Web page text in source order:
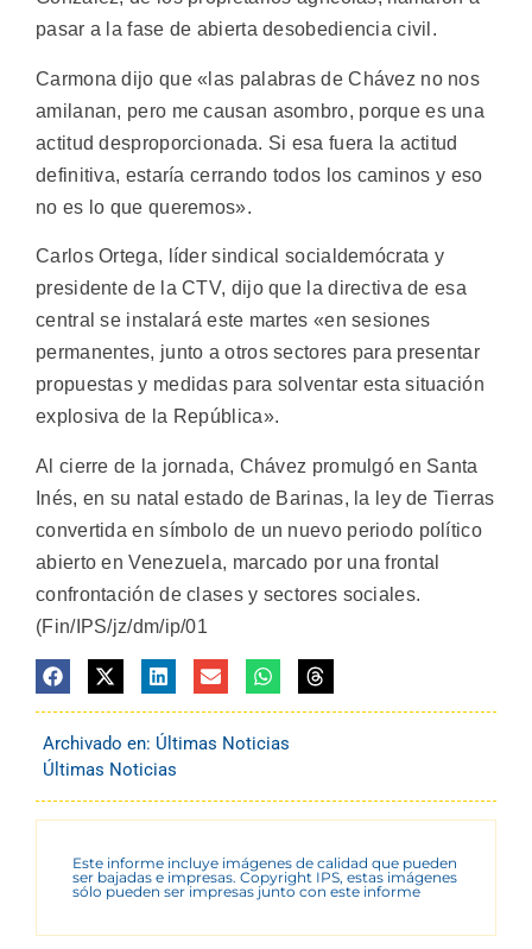
pasar a la fase de abierta desobediencia civil.
Carmona dijo que «las palabras de Chávez no nos
amilanan, pero me causan asombro, porque es una
actitud desproporcionada. Si esa fuera la actitud
definitiva, estaría cerrando todos los caminos y eso
no es lo que queremos».
Carlos Ortega, líder sindical socialdemócrata y
presidente de la CTV, dijo que la directiva de esa
central se instalará este martes «en sesiones
permanentes, junto a otros sectores para presentar
propuestas y medidas para solventar esta situación
explosiva de la República».
Al cierre de la jornada, Chávez promulgó en Santa
Inés, en su natal estado de Barinas, la ley de Tierras
convertida en símbolo de un nuevo periodo político
abierto en Venezuela, marcado por una frontal
confrontación de clases y sectores sociales.
(Fin/IPS/jz/dm/ip/01
Archivado en: Últimas Noticias
Últimas Noticias
Este informe incluye imágenes de calidad que pueden
ser bajadas e impresas. Copyright IPS, estas imágenes
sólo pueden ser impresas junto con este informe